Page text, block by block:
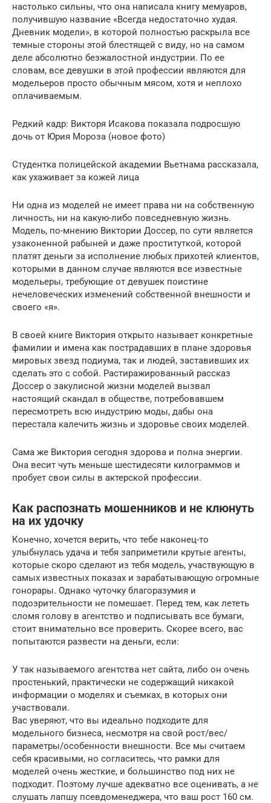
настолько сильны, что она написала книгу мемуаров,
получившую название «Всегда недостаточно худая.
Дневник модели», в которой полностью раскрыла все
темные стороны этой блестящей с виду, но на самом
деле абсолютно безжалостной индустрии. По ее
словам, все девушки в этой профессии являются для
модельеров просто обычным мясом, хотя и неплохо
оплачиваемым.
Редкий кадр: Викторя Исакова показала подросшую
дочь от Юрия Мороза (новое фото)
Студентка полицейской академии Вьетнама рассказала,
как ухаживает за кожей лица
Ни одна из моделей не имеет права ни на собственную
личность, ни на какую-либо повседневную жизнь.
Модель, по-мнению Виктории Доссер, по сути является
узаконенной рабыней и даже проституткой, которой
платят деньги за исполнение любых прихотей клиентов,
которыми в данном случае являются все известные
модельеры, требующие от девушек поистине
нечеловеческих изменений собственной внешности и
своего «я».
В своей книге Виктория открыто называет конкретные
фамилии и имена как пострадавших в плане здоровья
мировых звезд подиума, так и людей, заставивших их
сделать это с собой. Растиражированный рассказ
Доссер о закулисной жизни моделей вызвал
настоящий скандал в обществе, потребовавшем
пересмотреть всю индустрию моды, дабы она
перестала калечить жизнь и здоровье своих моделей.
Сама же Виктория сегодня здорова и полна энергии.
Она весит чуть меньше шестидесяти килограммов и
пробует свои силы в актерской профессии.
Как распознать мошенников и не клюнуть
на их удочку
Конечно, хочется верить, что тебе наконец-то
улыбнулась удача и тебя заприметили крутые агенты,
которые скоро сделают из тебя модель, участвующую в
самых известных показах и зарабатывающую огромные
гонорары. Однако чуточку благоразумия и
подозрительности не помешает. Перед тем, как лететь
сломя голову в агентство и подписывать все бумаги,
стоит внимательно все проверить. Скорее всего, вас
попытаются развести на деньги, если:
У так называемого агентства нет сайта, либо он очень
простенький, практически не содержащий никакой
информации о моделях и съемках, в которых они
участвовали.
Вас уверяют, что вы идеально подходите для
модельного бизнеса, несмотря на свой рост/вес/
параметры/особенности внешности. Все мы считаем
себя красивыми, но согласитесь, что рамки для
моделей очень жесткие, и большинство под них не
подходит. Поэтому лучше адекватно все оценивать, а не
слушать лапшу псевдоменеджера, что ваш рост 160 см.